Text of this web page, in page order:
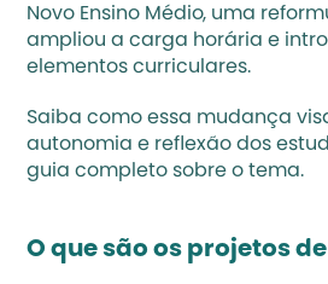
Novo Ensino Médio, uma
ampliou a carga horária e
elementos curriculares.
Saiba como essa mudança
autonomia e reflexão dos
guia completo sobre o tema.
O que são os projetos